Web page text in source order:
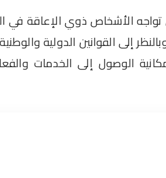
الأشخاص ذوي الإعاقة في
إلى القوانين الدولية
الوصول إلى الخدمات